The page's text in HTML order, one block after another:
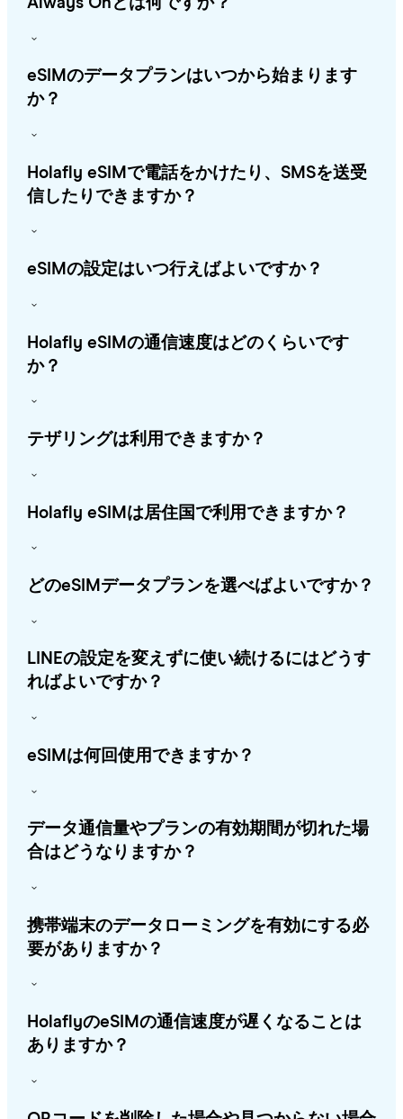
eSIMのデータプランはいつから始まります
か？
Holafly eSIMで電話をかけたり、SMSを送受
信したりできますか？
eSIMの設定はいつ行えばよいですか？
Holafly eSIMの通信速度はどのくらいです
か？
テザリングは利用できますか？
Holafly eSIMは居住国で利用できますか？
どのeSIMデータプランを選べばよいですか？
LINEの設定を変えずに使い続けるにはどうす
ればよいですか？
eSIMは何回使用できますか？
データ通信量やプランの有効期間が切れた場
合はどうなりますか？
携帯端末のデータローミングを有効にする必
要がありますか？
HolaflyのeSIMの通信速度が遅くなることは
ありますか？